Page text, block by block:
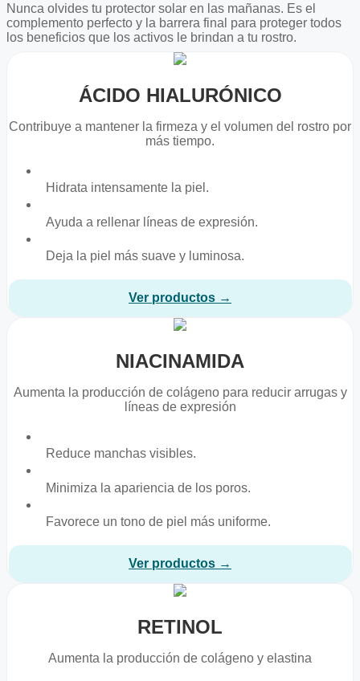
Nunca olvides tu protector solar en las mañanas. Es el
complemento perfecto y la barrera final para proteger todos
los beneficios que los activos le brindan a tu rostro.
ÁCIDO HIALURÓNICO
Contribuye a mantener la firmeza y el volumen del rostro por
más tiempo.
Hidrata intensamente la piel.
Ayuda a rellenar líneas de expresión.
Deja la piel más suave y luminosa.
Ver productos →
NIACINAMIDA
Aumenta la producción de colágeno para reducir arrugas y
líneas de expresión
Reduce manchas visibles.
Minimiza la apariencia de los poros.
Favorece un tono de piel más uniforme.
Ver productos →
RETINOL
Aumenta la producción de colágeno y elastina